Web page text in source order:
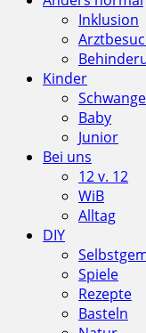
Inklusion
Kinder
Baby
Junior
Bei uns
12 v. 12
WiB
Alltag
DIY
Spiele
Rezepte
Basteln